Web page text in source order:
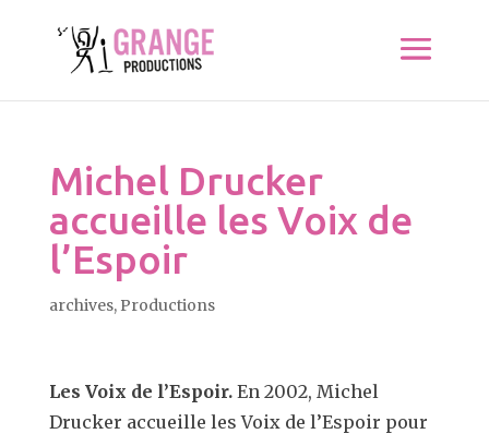
Michel Drucker
accueille les Voix de
l’Espoir
archives, Productions
Les Voix de l’Espoir.En 2002, Michel
Drucker accueille les Voix de l’Espoir pour